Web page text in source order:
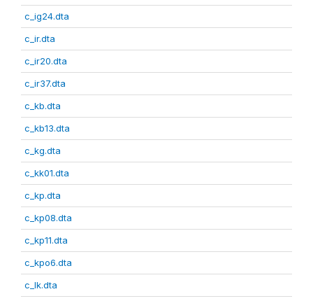
c_ig24.dta
c_ir.dta
c_ir20.dta
c_ir37.dta
c_kb.dta
c_kb13.dta
c_kg.dta
c_kk01.dta
c_kp.dta
c_kp08.dta
c_kp11.dta
c_kpo6.dta
c_lk.dta